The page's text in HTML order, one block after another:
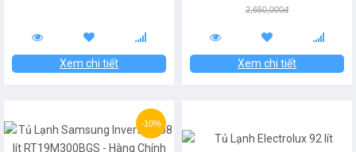
Xem chi tiết
2,650,000đ
Xem chi tiết
-10%